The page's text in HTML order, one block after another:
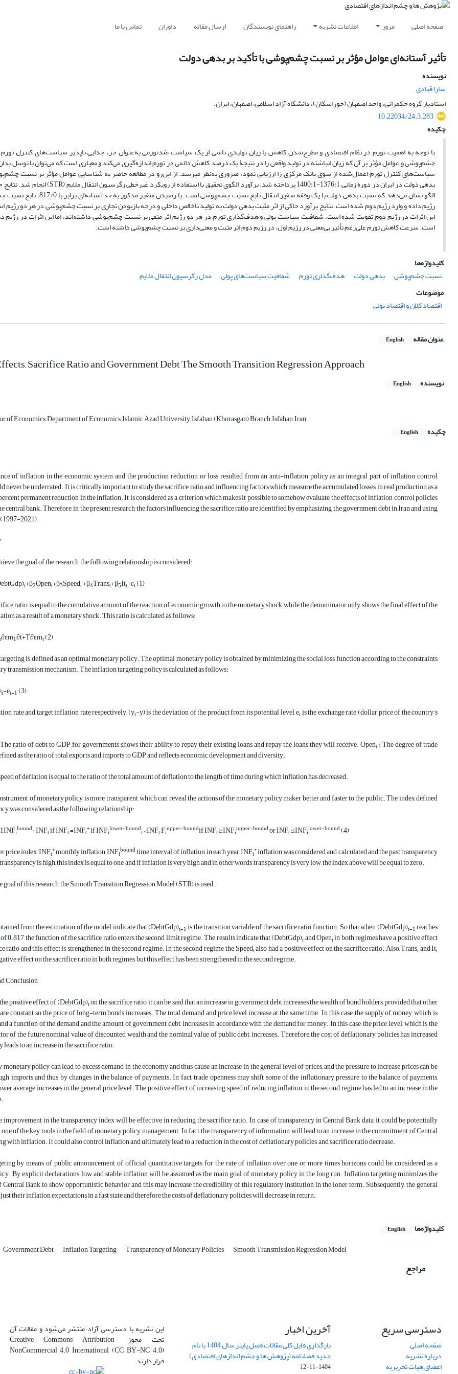
صفحه اصلی مرور اطلاعات نشریه راهنمای نویسندگان ارسال مقاله داوران تماس با ما
تأثیر آستانه‌ای عوامل مؤثر بر نسبت چشم‌پوشی با تأکید بر بدهی دولت
نویسنده
سارا قبادی
استادیار گروه حکمرانی، واحد اصفهان (خوراسگان)، دانشگاه آزاد اسلامی، اصفهان، ایران.
10.22034/24.3.283
چکیده
با توجه به اهمیت تورم در نظام اقتصادی و مطرح‌شدن کاهش یا زیان تولیدی ناشی از یک سیاست ضد‌تورمی به‌عنوان جزء جدایی‏ ناپذیر سیاست‌های کنترل
چشم‌پوشی و عوامل مؤثر بر آن که زیان انباشته در تولید واقعی را در نتیجۀ یک درصد کاهش دائمی در تورم اندازه‌گیری می‌کند و معیاری است که می‌توان با توسل
سیاست‌های کنترل تورم اعمال‌شده از سوی بانک مرکزی را ارزیابی نمود، ضروری به‌نظر می‏رسد. از این‌رو در مطالعه حاضر به شناسایی عوامل مؤثر بر نسبت
بدهی دولت در ایران در دوره زمانی 1376:1-1400:1 پرداخته شد. برآورد الگوی تحقیق با استفاده از رویکرد غیرخطی رگرسیون انتقال ملایم ( STR) انجام شد.
الگو نشان می‌دهد که نسبت بدهی دولت با یک وقفه متغیر انتقال تابع نسبت چشم‌پوشی است. با رسیدن متغیر مذکور به حدآستانه‌ای برابر با 817/0، تابع
رژیم داده و وارد رژیم دوم شده است. نتایج برآورد حاکی از اثر مثبت بدهی دولت به تولید ناخالص داخلی و درجه بازبودن تجاری بر نسبت چشم‌پوشی در هر دو رژیم
این اثرات در رژیم دوم تقویت شده است. شفافیت سیاست پولی و هدف‌گذاری تورم در هر دو رژیم اثر منفی بر نسبت چشم‌پوشی داشته‌اند، اما این اثرات در
است. سرعت کاهش تورم علی‌رغم تأثیر بی‌معنی در رژیم اول، در رژیم دوم اثر مثبت و معنی‌داری بر نسبت چشم‌پوشی داشته است.
کلیدواژه‌ها
نسبت چشم‌پوشی
بدهی دولت هدف‌گذاری تورم شفافیت سیاست‌های پولی
مدل رگرسیون انتقال ملایم
موضوعات
اقتصاد کلان و اقتصاد پولی
عنوان مقاله English
Sacrifice Ratio and Government Debt The Smooth Transition Regression Approach
نویسنده English
of Economics, Department of Economics, Islamic Azad University, Isfahan (Khorasgan) Branch, Isfahan, Iran
چکیده
English
of inflation in the economic system and the production reduction or loss resulted from an anti-inflation policy as an integral part of inflation control
never be underrated. It is critically important to study the sacrifice ratio and influencing factors which measure the accumulated losses in real production as a
permanent reduction in the inflation. It is considered as a criterion which makes it possible to somehow evaluate the effects of inflation control policies
central bank. Therefore, in the present research, the factors influencing the sacrifice ratio are identified by emphasizing the government debt in Iran and using
2021).
the goal of the research, the following relationship is considered:
Gdp)t+β2Opent+β3Speedt+β4Transt+β5Itt+εt(1)
ratio is equal to the cumulative amount of the reaction of economic growth to the monetary shock, while the denominator only shows the final effect of the
as a result of a monetary shock. This ratio is calculated as follows:
∂εm1∂t+T∂εmt(2)
is defined as an optimal monetary policy. The optimal monetary policy is obtained by minimizing the social loss function according to the constraints
transmission mechanism. The inflation targeting policy is calculated as follows:
t-et-1(3)
rate and target inflation rate respectively,(yt-y)is the deviation of the product from its potential level,etis the exchange rate (dollar price of the country's
ratio of debt to GDP for governments shows their ability to repay their existing loans and repay the loans they will receive.Opent : The degree of trade
as the ratio of total exports and imports to GDP and reflects economic development and diversity.
of deflation is equal to the ratio of the total amount of deflation to the length of time during which inflation has decreased.
of monetary policy is more transparent, which can reveal the actions of the monetary policy maker better and faster to the public. The index defined
was considered as the following relationship:
1INFibound-INFtifINFt=INFt*ifINFilower-boundt<INFtFiupper-boundifINFt≥INFiupper-boundorINFt≤INFilower-bound(4)
price index,INFt*monthly inflation,INFiboundtime interval of inflation in each year,INFi*inflation was considered and calculated and the past transparency
is high, this index is equal to one, and if inflation is very high and in other words, transparency is very low, the index above will be equal to zero.
goal of this research, the Smooth Transition Regression Model (STR) is used.
from the estimation of the model indicate that(DebtGdp)t-1is the transition variable of the sacrifice ratio function. So that when(DebtGdp)t-1reaches
0.817, the function of the sacrifice ratio enters the second limit regime. The results indicate that(DebtGdp)tandOpentin both regimes have a positive effect
ratio and this effect is strengthened in the second regime. In the second regime, theSpeedtalso had a positive effect on the sacrifice ratio. Also,TranstandItt
effect on the sacrifice ratio in both regimes, but this effect has been strengthened in the second regime.
Conclusion
positive effect of(DebtGdp)ton the sacrifice ratio, it can be said that an increase in government debt increases the wealth of bond holders, provided that other
constant, so the price of long-term bonds increases. The total demand and price level increase at the same time. In this case, the supply of money, which is
a function of the demand and the amount of government debt, increases in accordance with the demand for money. In this case, the price level, which is the
of the future nominal value of discounted wealth and the nominal value of public debt, increases. Therefore, the cost of deflationary policies has increased
to an increase in the sacrifice ratio.
policy can lead to excess demand in the economy and thus cause an increase in the general level of prices, and the pressure to increase prices can be
imports and thus by changes in the balance of payments. In fact, trade openness may shift some of the inflationary pressure to the balance of payments,
average increases in the general price level. The positive effect of increasing speed of reducing inflation, in the second regime has led to an increase in the
improvement in the transparency index will be effective in reducing the sacrifice ratio. In case of transparency in Central Bank data, it could be potentially
one of the key tools in the field of monetary policy management. In fact, the transparency of information will lead to an increase in the commitment of Central
with inflation. It could also control inflation and ultimately lead to a reduction in the cost of deflationary policies, and sacrifice ratio decrease.
by means of public announcement of official quantitative targets for the rate of inflation over one or more times horizons could be considered as a
By explicit declarations, low and stable inflation will be assumed as the main goal of monetary policy in the long run. Inflation targeting minimizes the
Bank to show opportunistic behavior and this may increase the credibility of this regulatory institution in the loner term. Subsequently, the general
their inflation expectations in a fast state and therefore the costs of deflationary policies will decrease in return.
کلیدواژه‌ها English
Government Debt Inflation Targeting Transparency of Monetary Policies Smooth Transmission Regression Model
مراجع
دسترسی سریع
صفحه اصلی
درباره نشریه
اعضای هیات تحریریه
آخرین اخبار
بارگذاری فایل کلی مقالات فصل پاییز سال 1404 با نام
جدید فصلنامه (پژوهش ها و چشم اندازهای اقتصادی)
1404-11-12
این نشریه با دسترسی آزاد منتشر می‌شود و مقالات آن
تحت مجوز Creative Commons Attribution-
NonCommercial 4.0 International (CC BY-NC 4.0)
قرار دارند.